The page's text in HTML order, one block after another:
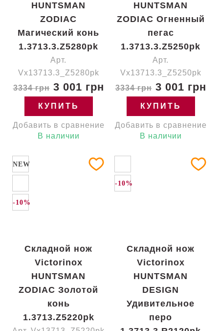
HUNTSMAN
ZODIAC
Магический конь
1.3713.3.Z5280pk
Арт.
Vx13713.3_Z5280pk
3334 грн3 001 грн
КУПИТЬ
Добавить в сравнение
В наличии
HUNTSMAN
ZODIAC Огненный
пегас
1.3713.3.Z5250pk
Арт.
Vx13713.3_Z5250pk
3334 грн3 001 грн
КУПИТЬ
Добавить в сравнение
В наличии
NEW
-10%
Складной нож
Victorinox
HUNTSMAN
ZODIAC Золотой
конь
1.3713.Z5220pk
-10%
Складной нож
Victorinox
HUNTSMAN
DESIGN
Удивительное
перо